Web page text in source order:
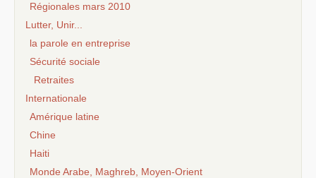
Régionales mars 2010
Lutter, Unir...
la parole en entreprise
Sécurité sociale
Retraites
Internationale
Amérique latine
Chine
Haiti
Monde Arabe, Maghreb, Moyen-Orient